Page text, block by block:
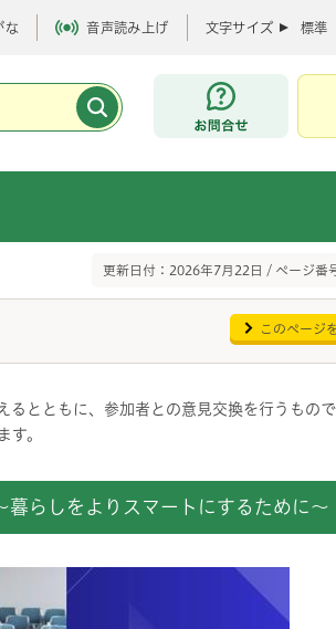
な 音声読み上げ 文字サイズ 標準
お問合せ
更新日付：2026年7月22日 / ページ番
このページ
るとともに、参加者との意見交換を行うもの
す。
らしをよりスマートにするために～